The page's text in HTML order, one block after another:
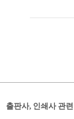
출판사, 인쇄사 관련